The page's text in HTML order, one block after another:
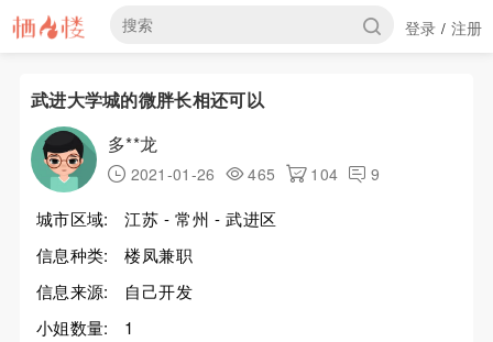
登录 / 注册
武进大学城的微胖长相还可以
多**龙
2021-01-26 465 104 9
城市区域:
江苏 - 常州 - 武进区
信息种类:
楼凤兼职
信息来源:
自己开发
小姐数量:
1